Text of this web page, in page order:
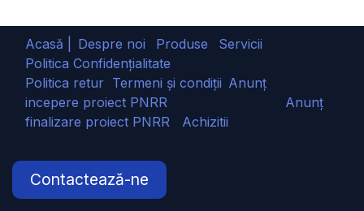
Acasă | Despre noi Produse
Servicii
Politica Confidențialitate
Politica retur Termeni și condiții Anunț
incepere proiect PNRR
Anunț
finalizare proiect PNRR Achizitii
Contactează-ne